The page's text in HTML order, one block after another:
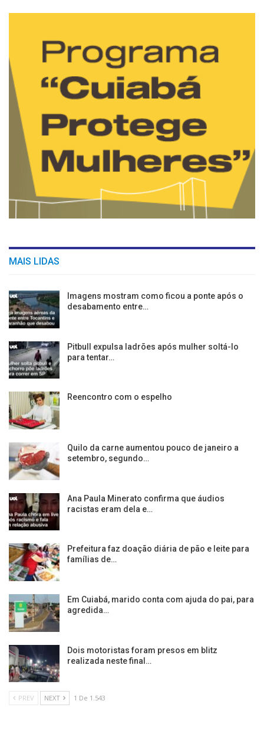
MAIS LIDAS
Imagens mostram como ficou a ponte após o
desabamento entre…
Pitbull expulsa ladrões após mulher soltá-lo
para tentar…
Reencontro com o espelho
Quilo da carne aumentou pouco de janeiro a
setembro, segundo…
Ana Paula Minerato confirma que áudios
racistas eram dela e…
Prefeitura faz doação diária de pão e leite para
famílias de…
Em Cuiabá, marido conta com ajuda do pai, para
agredida…
Dois motoristas foram presos em blitz
realizada neste final…
PREV NEXT 1 De 1.543